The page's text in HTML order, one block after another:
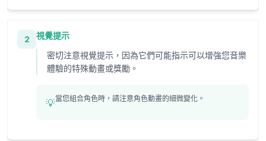
2
視覺提示
密切注意視覺提示，因為它們可能指示可以增強您音樂
體驗的特殊動畫或獎勵。
💡當您組合角色時，請注意角色動畫的細微變化。